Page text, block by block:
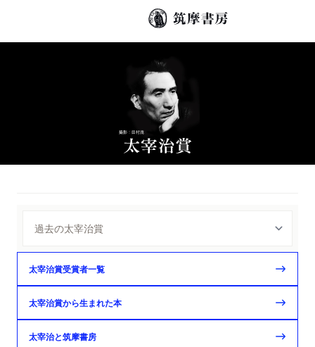
太宰治賞受賞者一覧
太宰治賞から生まれた本
太宰治と筑摩書房